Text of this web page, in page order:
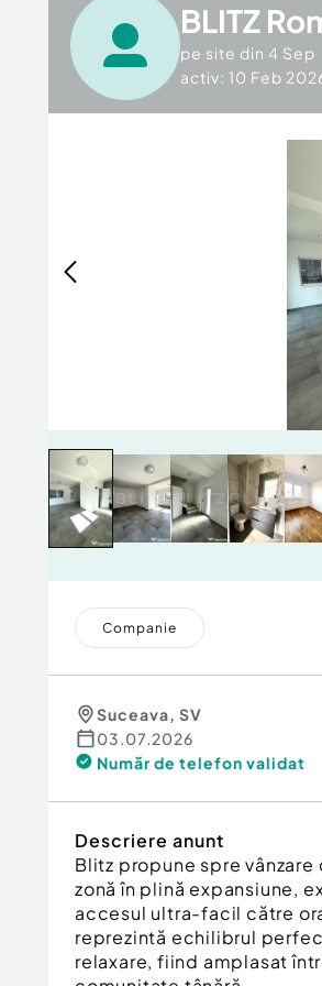
BLITZ
pe site din 4 Sep
activ: 10 Feb
Companie
Suceava, SV
03.07.2026
Număr de telefon validat
Descriere anunt
Blitz propune spre
zonă în plină expansiune,
accesul ultra-facil către
reprezintă echilibrul
relaxare, fiind amplasat